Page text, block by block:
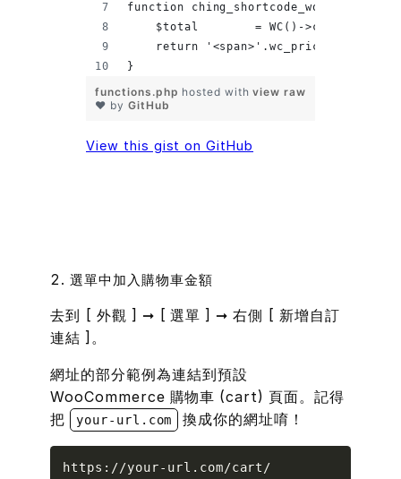
function
$total        = WC()->cart-
return
}
view raw
functions.php hosted with
❤ by GitHub
View this gist on GitHub
2. 選單中加入購物車金額
去到 [ 外觀 ] ➞ [ 選單 ] ➞ 右側 [ 新增自訂
連結 ]。
網址的部分範例為連結到預設
WooCommerce 購物車 (cart) 頁面。記得
把
your-url.com 換成你的網址唷！
https://your-url.com/cart/